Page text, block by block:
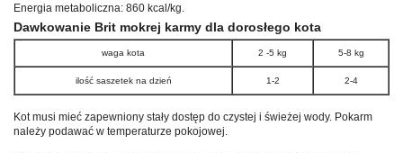
Energia metaboliczna: 860 kcal/kg.
Dawkowanie Brit mokrej karmy dla dorosłego kota
waga kota 2 -5 kg 5-8 kg
ilość saszetek na dzień 1-2 2-4
Kot musi mieć zapewniony stały dostęp do czystej i świeżej wody. Pokarm
należy podawać w temperaturze pokojowej.